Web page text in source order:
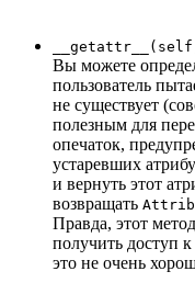
Вы можете
пользователь
не существует
полезным для
опечаток,
устаревших
и вернуть этот
возвращать
Правда, этот
получить доступ
это не очень